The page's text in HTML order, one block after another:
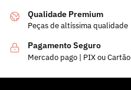
Qualidade Premium
Peças de altíssima qualidade
Pagamento Seguro
Mercado pago | PIX ou Cartão